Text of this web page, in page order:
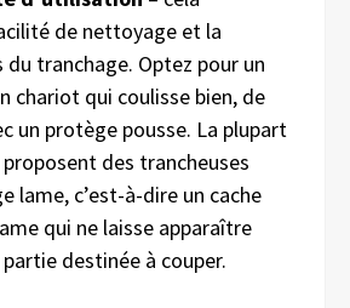
de nettoyage et la
tranchage. Optez pour un
chariot qui coulisse bien, de
un protège pousse. La plupart
des trancheuses
lame, c’est-à-dire un cache
qui ne laisse apparaître
destinée à couper.